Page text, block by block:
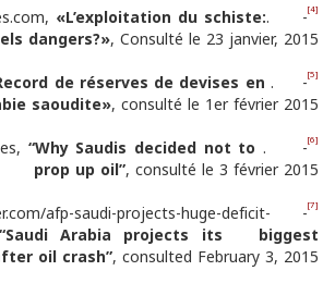
[4]
- .www.futura-sciences.com,
«L’exploitation du schiste:
dangers?», Consulté le 23 janvier, 2015
[5]
- . www.aa.com.tr/,
de réserves de devises en
saoudite», consulté le 1er février 2015
[6]
- . www.wsj.com/articles,
“Why Saudis decided not to
prop up oil”, consulté le 3 février 2015
[7]
afp-saudi-projects-huge-deficit-
“Saudi Arabia projects its biggest
oil crash”, consulted February 3, 2015.